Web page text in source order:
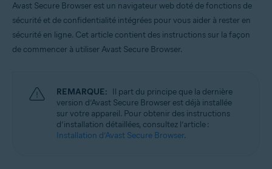
Systèmes d'exploitation:
Windows, macOS, Android et iOS
Avast Secure Browser est un navigateur web doté de fonctions de
sécurité et de confidentialité intégrées pour vous aider à rester en
sécurité en ligne. Cet article contient des instructions sur la façon
de commencer à utiliser Avast Secure Browser.
REMARQUE: Il part du principe que la dernière
version d’Avast Secure Browser est déjà installée
sur votre appareil. Pour obtenir des instructions
d’installation détaillées, consultez l’article :
Installation d’Avast Secure Browser.